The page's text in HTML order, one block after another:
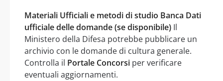
Materiali Ufficiali e metodi di studio Banca Dati
ufficiale delle domande (se disponibile) Il
Ministero della Difesa potrebbe pubblicare un
archivio con le domande di cultura generale.
Controlla il Portale Concorsi per verificare
eventuali aggiornamenti.